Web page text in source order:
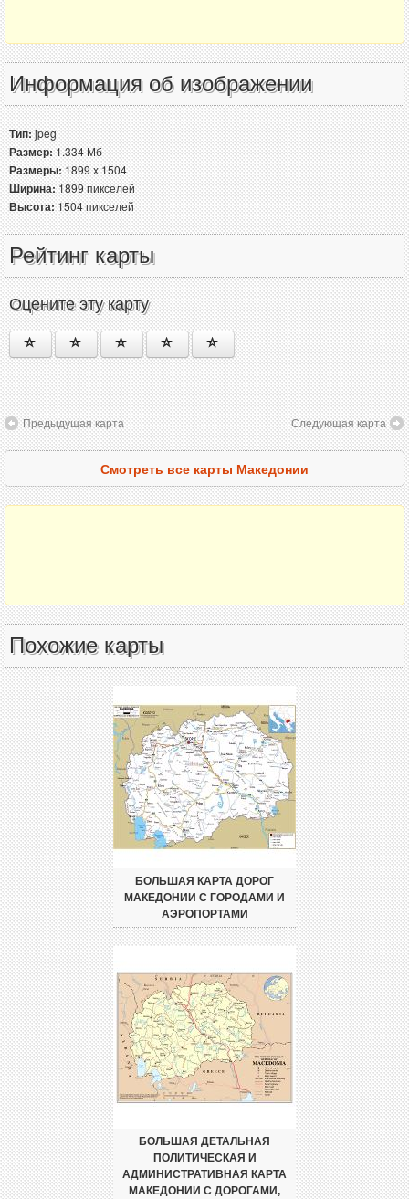
Информация об изображении
Тип:jpeg
Размер:1.334 Мб
Размеры:1899 x 1504
Ширина:1899 пикселей
Высота:1504 пикселей
Рейтинг карты
Оцените эту карту
Предыдущая карта Следующая карта
Смотреть все карты Македонии
Похожие карты
БОЛЬШАЯ КАРТА ДОРОГ
МАКЕДОНИИ С ГОРОДАМИ И
АЭРОПОРТАМИ
БОЛЬШАЯ ДЕТАЛЬНАЯ
ПОЛИТИЧЕСКАЯ И
АДМИНИСТРАТИВНАЯ КАРТА
МАКЕДОНИИ С ДОРОГАМИ,